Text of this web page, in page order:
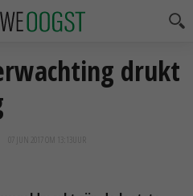
drukt
07 JUN 2017 OM 13:13